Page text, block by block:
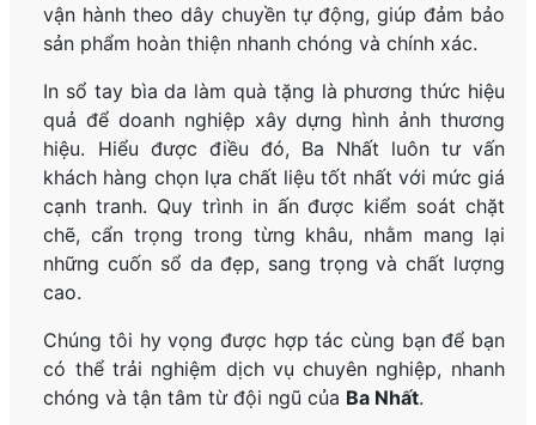
vận hành theo dây chuyền tự động, giúp đảm bảo
sản phẩm hoàn thiện nhanh chóng và chính xác.
In sổ tay bìa da làm quà tặng là phương thức hiệu
quả để doanh nghiệp xây dựng hình ảnh thương
hiệu. Hiểu được điều đó, Ba Nhất luôn tư vấn
khách hàng chọn lựa chất liệu tốt nhất với mức giá
cạnh tranh. Quy trình in ấn được kiểm soát chặt
chẽ, cẩn trọng trong từng khâu, nhằm mang lại
những cuốn sổ da đẹp, sang trọng và chất lượng
cao.
Chúng tôi hy vọng được hợp tác cùng bạn để bạn
có thể trải nghiệm dịch vụ chuyên nghiệp, nhanh
chóng và tận tâm từ đội ngũ của Ba Nhất.